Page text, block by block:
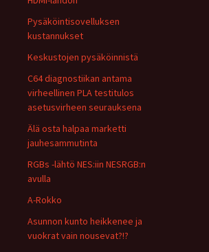
Pysäköintisovelluksen
kustannukset
Keskustojen pysäköinnistä
C64 diagnostiikan antama
virheellinen PLA testitulos
asetusvirheen seurauksena
Älä osta halpaa marketti
jauhesammutinta
RGBs -lähtö NES:iin NESRGB:n
avulla
A-Rokko
Asunnon kunto heikkenee ja
vuokrat vain nousevat?!?